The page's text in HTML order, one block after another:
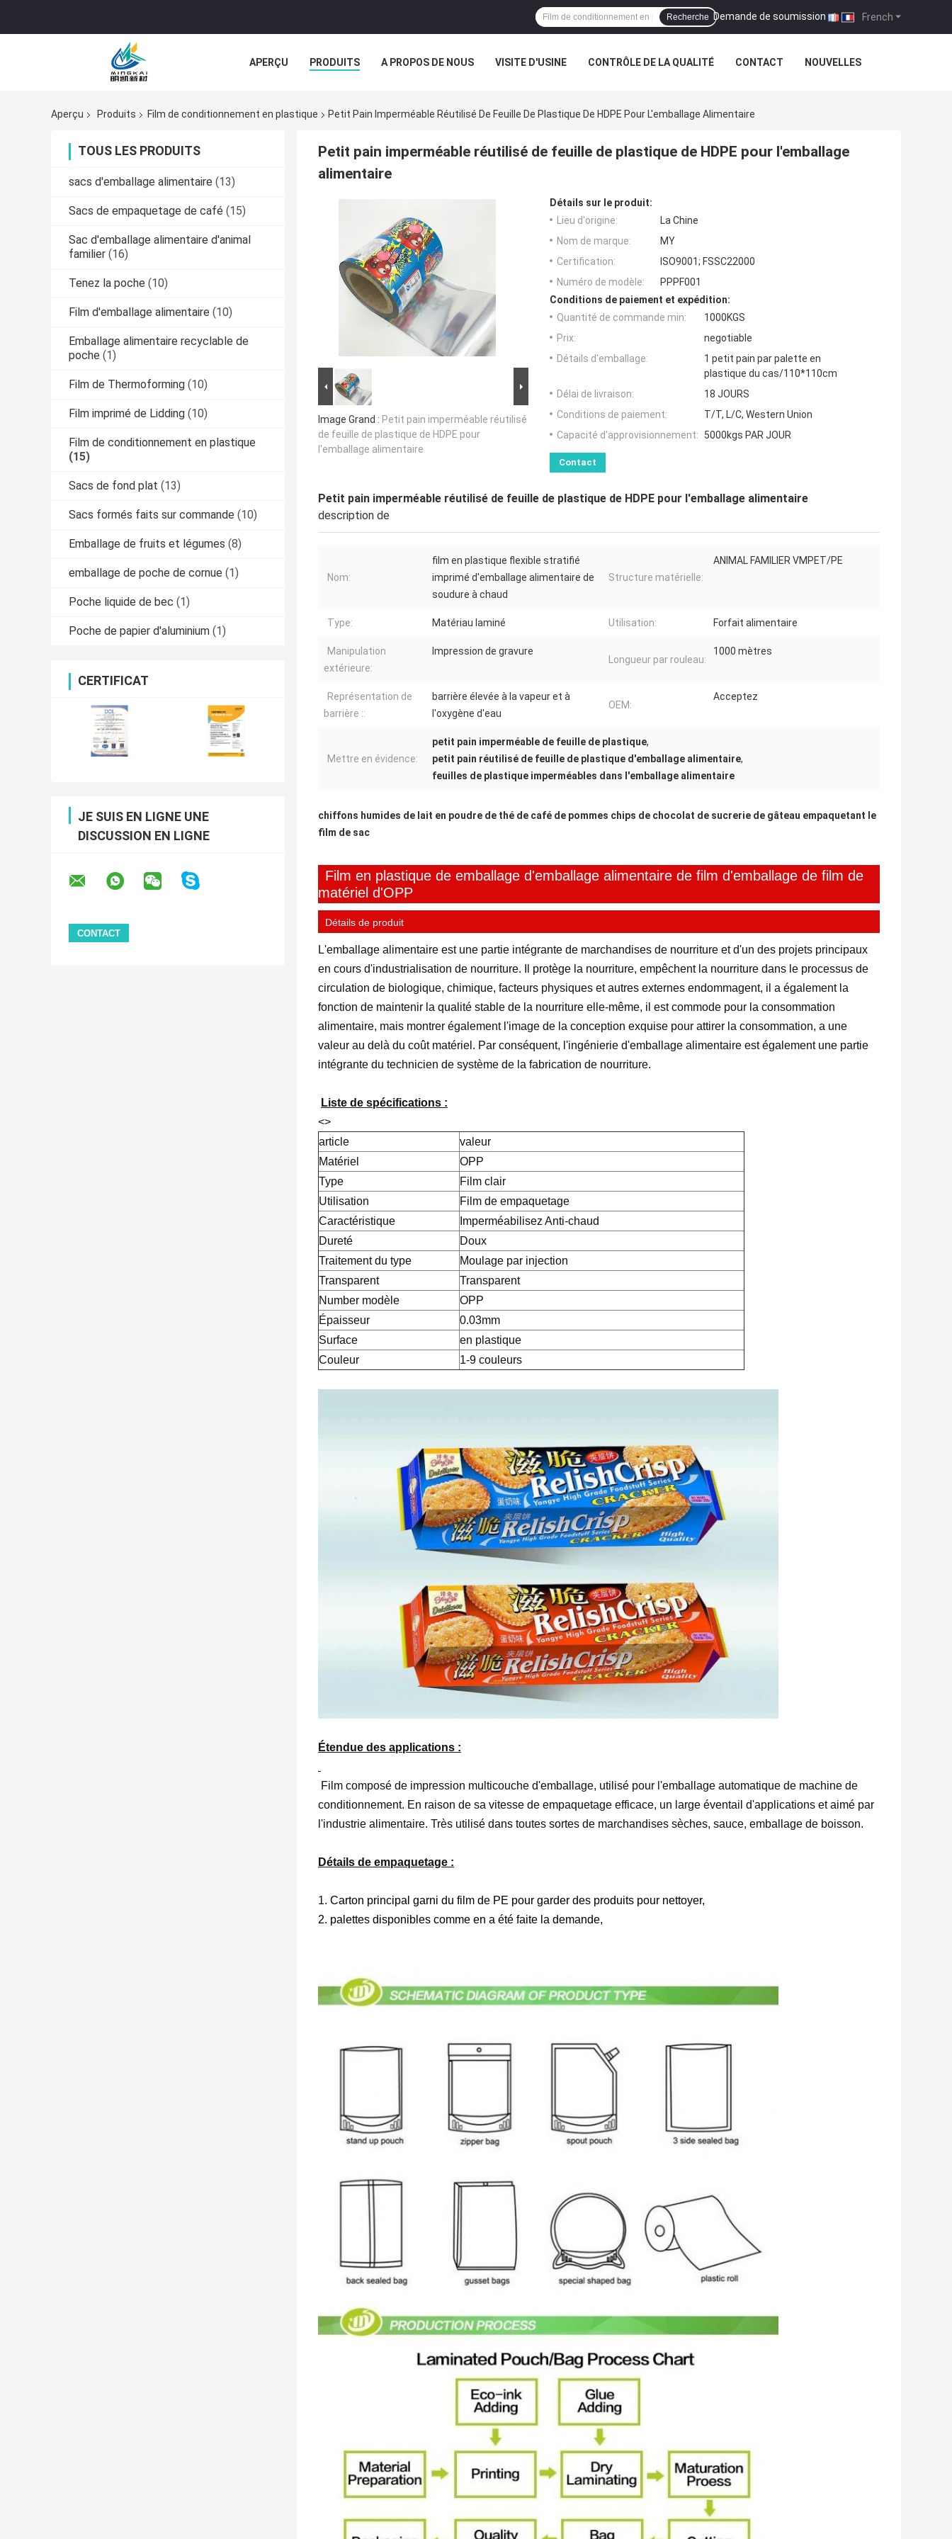
French
Demande de soumission |
Recherche
APERÇU PRODUITS A PROPOS DE NOUS VISITE D'USINE CONTRÔLE DE LA QUALITÉ CONTACT NOUVELLES
Aperçu
Produits Film de conditionnement en plastique Petit Pain Imperméable Réutilisé De Feuille De Plastique De HDPE Pour L'emballage Alimentaire
TOUS LES PRODUITS
sacs d'emballage alimentaire (13)
Sacs de empaquetage de café (15)
Sac d'emballage alimentaire d'animal
familier (16)
Tenez la poche (10)
Film d'emballage alimentaire (10)
Emballage alimentaire recyclable de
poche (1)
Film de Thermoforming (10)
Film imprimé de Lidding (10)
Film de conditionnement en plastique
(15)
Sacs de fond plat (13)
Sacs formés faits sur commande (10)
Emballage de fruits et légumes (8)
emballage de poche de cornue (1)
Poche liquide de bec (1)
Poche de papier d'aluminium (1)
CERTIFICAT
JE SUIS EN LIGNE UNE
DISCUSSION EN LIGNE
Petit pain imperméable réutilisé de feuille de plastique de HDPE pour l'emballage
alimentaire
Image Grand : Petit pain imperméable réutilisé
de feuille de plastique de HDPE pour
l'emballage alimentaire
Détails sur le produit:
Lieu d'origine:
La Chine
Nom de marque:
MY
Certification:
ISO9001; FSSC22000
Numéro de modèle:
PPPF001
Conditions de paiement et expédition:
Quantité de commande min:
1000KGS
Prix:
negotiable
Détails d'emballage:
1 petit pain par palette en
plastique du cas/110*110cm
Délai de livraison:
18 JOURS
Conditions de paiement:
T/T, L/C, Western Union
Capacité d'approvisionnement:
5000kgs PAR JOUR
Contact
Petit pain imperméable réutilisé de feuille de plastique de HDPE pour l'emballage alimentaire
description de
Nom:
film en plastique flexible stratifié
imprimé d'emballage alimentaire de
soudure à chaud
Structure matérielle:
ANIMAL FAMILIER VMPET/PE
Type: Matériau laminé Utilisation: Forfait alimentaire
Manipulation
extérieure:
Impression de gravure
Longueur par rouleau:
1000 mètres
Représentation de
barrière ::
barrière élevée à la vapeur et à
l'oxygène d'eau
OEM:
Acceptez
Mettre en évidence:
petit pain imperméable de feuille de plastique,
petit pain réutilisé de feuille de plastique d'emballage alimentaire,
feuilles de plastique imperméables dans l'emballage alimentaire
chiffons humides de lait en poudre de thé de café de pommes chips de chocolat de sucrerie de gâteau empaquetant le
film de sac
Film en plastique de emballage d'emballage alimentaire de film d'emballage de film de
matériel d'OPP
Détails de produit
L'emballage alimentaire est une partie intégrante de marchandises de nourriture et d'un des projets principaux
en cours d'industrialisation de nourriture. Il protège la nourriture, empêchent la nourriture dans le processus de
circulation de biologique, chimique, facteurs physiques et autres externes endommagent, il a également la
fonction de maintenir la qualité stable de la nourriture elle-même, il est commode pour la consommation
alimentaire, mais montrer également l'image de la conception exquise pour attirer la consommation, a une
valeur au delà du coût matériel. Par conséquent, l'ingénierie d'emballage alimentaire est également une partie
intégrante du technicien de système de la fabrication de nourriture.
Liste de spécifications :
<>
article
valeur
Matériel
OPP
Type
Film clair
Utilisation
Film de empaquetage
Caractéristique
Imperméabilisez Anti-chaud
Dureté
Doux
Traitement du type
Moulage par injection
Transparent
Transparent
Number modèle
OPP
Épaisseur
0.03mm
Surface
en plastique
Couleur
1-9 couleurs
Étendue des applications :
Film composé de impression multicouche d'emballage, utilisé pour l'emballage automatique de machine de
conditionnement. En raison de sa vitesse de empaquetage efficace, un large éventail d'applications et aimé par
l'industrie alimentaire. Très utilisé dans toutes sortes de marchandises sèches, sauce, emballage de boisson.
Détails de empaquetage :
1. Carton principal garni du film de PE pour garder des produits pour nettoyer,
2. palettes disponibles comme en a été faite la demande,